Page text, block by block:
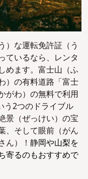
）な運転免許証（う
ているなら、レンタ
めます。富士山（ふ
）の有料道路「富士
がわ）の無料で利用
う2つのドライブル
景（ぜっけい）の宝
、そして眼前（がん
ん）！静岡や山梨を
寄るのもおすすめで